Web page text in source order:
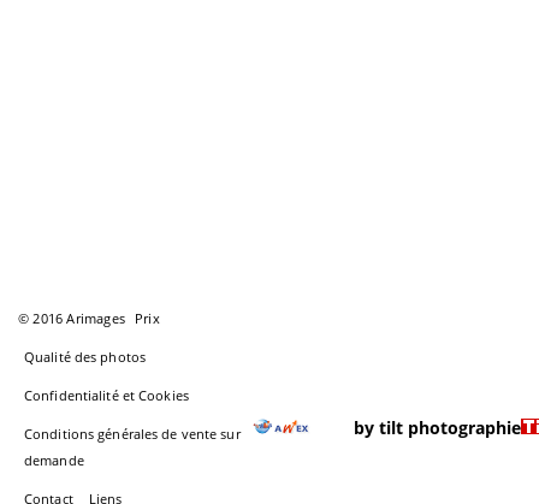
© 2016 Arimages Prix
Qualité des photos
Confidentialité et Cookies
Conditions générales de vente sur
demande
Contact Liens
by tilt photographie